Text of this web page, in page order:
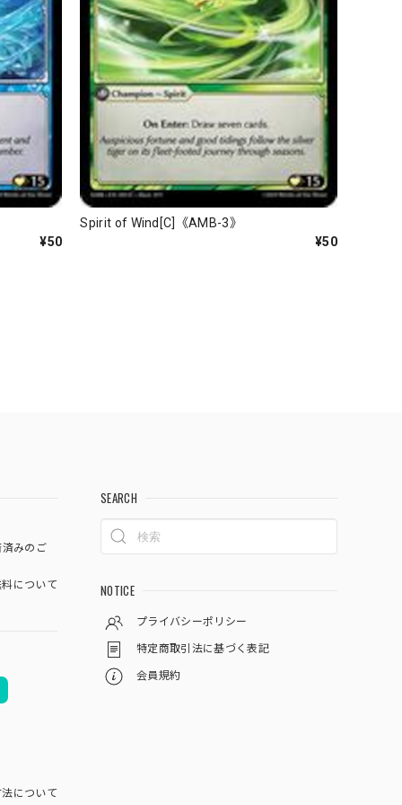
¥50
Spirit of Wind[C]《AMB-3》
¥50
みのご
について
について
SEARCH
NOTICE
プライバシーポリシー
特定商取引法に基づく表記
会員規約